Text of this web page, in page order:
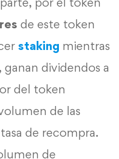
de este token
staking mientras
dividendos a
del token
de las
de recompra.
de